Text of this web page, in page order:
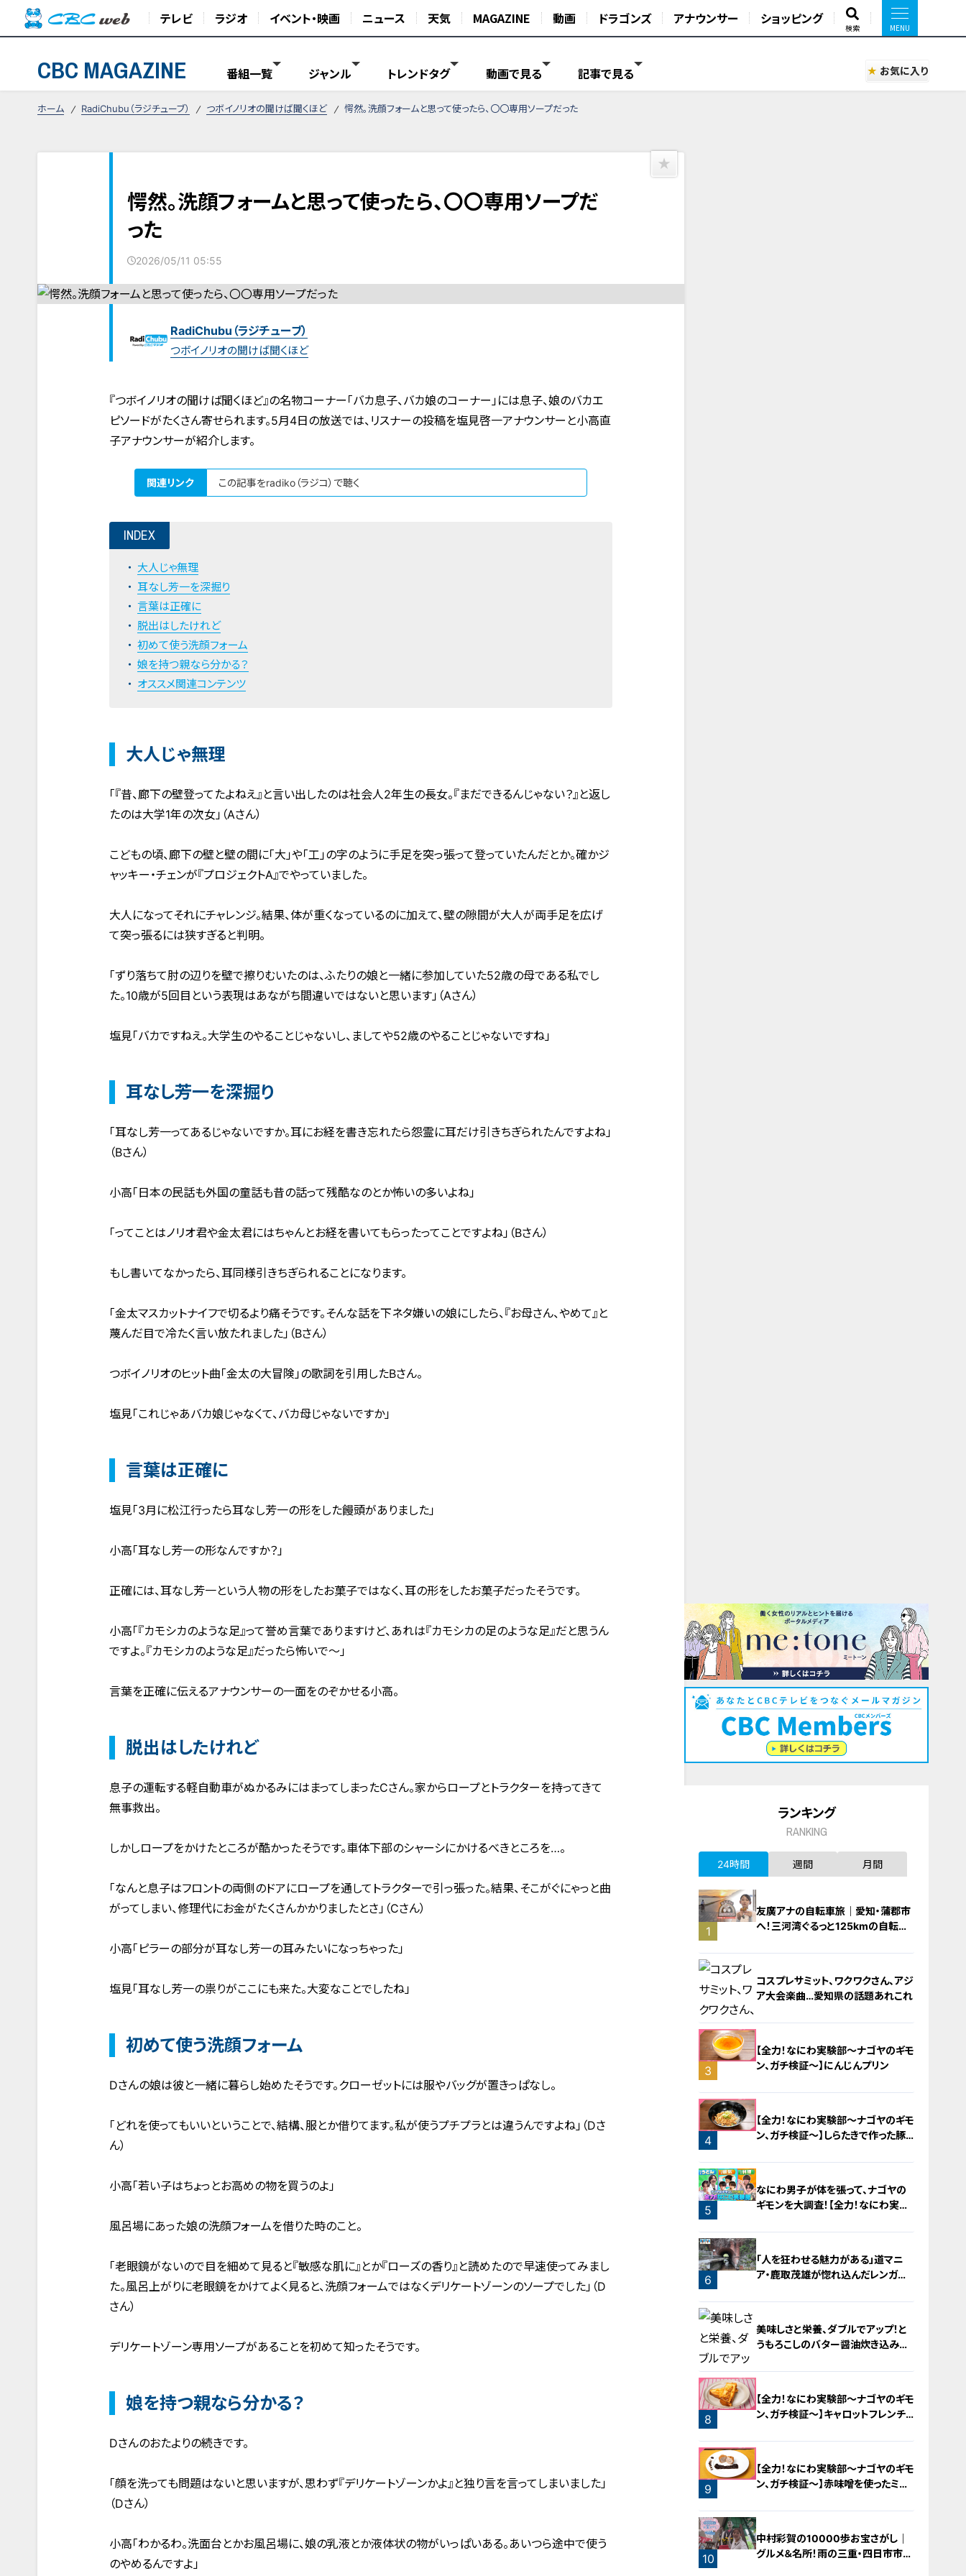
テレビ ラジオ イベント・映画 ニュース 天気 MAGAZINE 動画 ドラゴンズ アナウンサー ショッピング
検索
CBC MAGAZINE 番組一覧 ジャンル トレンドタグ 動画で見る 記事で見る お気に入り
ホーム RadiChubu（ラジチューブ） つボイノリオの聞けば聞くほど 愕然。洗顔フォームと思って使ったら、〇〇専用ソープだった
愕然。洗顔フォームと思って使ったら、〇〇専用ソープだ
った
2026/05/11 05:55
RadiChubu（ラジチューブ）
つボイノリオの聞けば聞くほど
『つボイノリオの聞けば聞くほど』の名物コーナー「バカ息子、バカ娘のコーナー」には息子、娘のバカエ
ピソードがたくさん寄せられます。5月4日の放送では、リスナーの投稿を塩見啓一アナウンサーと小高直
子アナウンサーが紹介します。
関連リンク この記事をradiko（ラジコ）で聴く
INDEX
大人じゃ無理
耳なし芳一を深掘り
言葉は正確に
脱出はしたけれど
初めて使う洗顔フォーム
娘を持つ親なら分かる？
オススメ関連コンテンツ
大人じゃ無理
「『昔、廊下の壁登ってたよねえ』と言い出したのは社会人2年生の長女。『まだできるんじゃない？』と返し
たのは大学1年の次女」（Aさん）
こどもの頃、廊下の壁と壁の間に「大」や「工」の字のように手足を突っ張って登っていたんだとか。確かジ
ャッキー・チェンが『プロジェクトA』でやっていました。
大人になってそれにチャレンジ。結果、体が重くなっているのに加えて、壁の隙間が大人が両手足を広げ
て突っ張るには狭すぎると判明。
「ずり落ちて肘の辺りを壁で擦りむいたのは、ふたりの娘と一緒に参加していた52歳の母である私でし
た。10歳が5回目という表現はあながち間違いではないと思います」（Aさん）
塩見「バカですねえ。大学生のやることじゃないし、ましてや52歳のやることじゃないですね」
耳なし芳一を深掘り
「耳なし芳一ってあるじゃないですか。耳にお経を書き忘れたら怨霊に耳だけ引きちぎられたんですよね」
（Bさん）
小高「日本の民話も外国の童話も昔の話って残酷なのとか怖いの多いよね」
「ってことはノリオ君や金太君にはちゃんとお経を書いてもらったってことですよね」（Bさん）
もし書いてなかったら、耳同様引きちぎられることになります。
「金太マスカットナイフで切るより痛そうです。そんな話を下ネタ嫌いの娘にしたら、『お母さん、やめて』と
蔑んだ目で冷たく言い放たれました」（Bさん）
つボイノリオのヒット曲「金太の大冒険」の歌詞を引用したBさん。
塩見「これじゃあバカ娘じゃなくて、バカ母じゃないですか」
言葉は正確に
塩見「3月に松江行ったら耳なし芳一の形をした饅頭がありました」
小高「耳なし芳一の形なんですか？」
正確には、耳なし芳一という人物の形をしたお菓子ではなく、耳の形をしたお菓子だったそうです。
小高「『カモシカのような足』って誉め言葉でありますけど、あれは『カモシカの足のような足』だと思うん
ですよ。『カモシカのような足』だったら怖いで～」
言葉を正確に伝えるアナウンサーの一面をのぞかせる小高。
脱出はしたけれど
息子の運転する軽自動車がぬかるみにはまってしまったCさん。家からロープとトラクターを持ってきて
無事救出。
しかしロープをかけたところが酷かったそうです。車体下部のシャーシにかけるべきところを…。
「なんと息子はフロントの両側のドアにロープを通してトラクターで引っ張った。結果、そこがぐにゃっと曲
がってしまい、修理代にお金がたくさんかかりましたとさ」（Cさん）
小高「ピラーの部分が耳なし芳一の耳みたいになっちゃった」
塩見「耳なし芳一の祟りがここにも来た。大変なことでしたね」
初めて使う洗顔フォーム
Dさんの娘は彼と一緒に暮らし始めたそうです。クローゼットには服やバッグが置きっぱなし。
「どれを使ってもいいということで、結構、服とか借りてます。私が使うプチプラとは違うんですよね」（Dさ
ん）
小高「若い子はちょっとお高めの物を買うのよ」
風呂場にあった娘の洗顔フォームを借りた時のこと。
「老眼鏡がないので目を細めて見ると『敏感な肌に』とか『ローズの香り』と読めたので早速使ってみまし
た。風呂上がりに老眼鏡をかけてよく見ると、洗顔フォームではなくデリケートゾーンのソープでした」（D
さん）
デリケートゾーン専用ソープがあることを初めて知ったそうです。
娘を持つ親なら分かる？
Dさんのおたよりの続きです。
「顔を洗っても問題はないと思いますが、思わず『デリケートゾーンかよ』と独り言を言ってしまいました」
（Dさん）
小高「わかるわ。洗面台とかお風呂場に、娘の乳液とか液体状の物がいっぱいある。あいつら途中で使う
のやめるんですよ」
ランキング
RANKING
24時間 週間 月間
1
友廣アナの自転車旅｜愛知・蒲郡市
へ！三河湾ぐるっと125kmの自転車
2
コスプレサミット、ワクワクさん、アジ
ア大会楽曲…愛知県の話題あれこれ
3
【全力！なにわ実験部～ナゴヤのギモ
ン、ガチ検証～】にんじんプリン
4
【全力！なにわ実験部～ナゴヤのギモ
ン、ガチ検証～】しらたきで作った豚
5
なにわ男子が体を張って、ナゴヤの
ギモンを大調査！【全力！なにわ実験
6
「人を狂わせる魅力がある」道マニ
ア・鹿取茂雄が惚れ込んだレンガの
7
美味しさと栄養、ダブルでアップ！と
うもろこしのバター醤油炊き込みご
8
【全力！なにわ実験部～ナゴヤのギモ
ン、ガチ検証～】キャロットフレンチ
9
【全力！なにわ実験部～ナゴヤのギモ
ン、ガチ検証～】赤味噌を使ったミル
10
中村彩賀の10000歩お宝さがし｜
グルメ＆名所！雨の三重・四日市市で